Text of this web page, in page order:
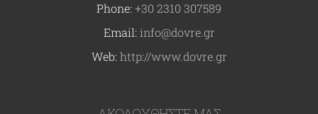
Phone: +30 2310 307589
Email: info@dovre.gr
Web: http://www.dovre.gr